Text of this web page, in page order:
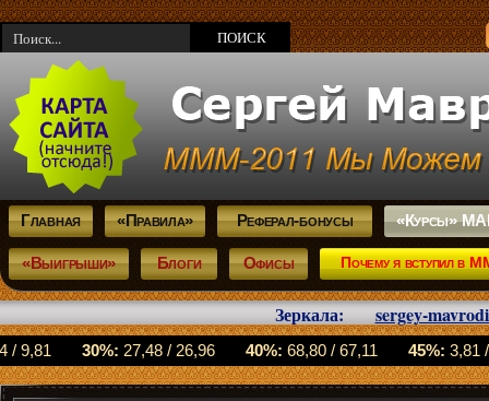
Главная «Правила» Реферал-бонусы «Курсы»
«Выигрыши» Блоги Офисы Почему я вступил в
Зеркала: sergey-